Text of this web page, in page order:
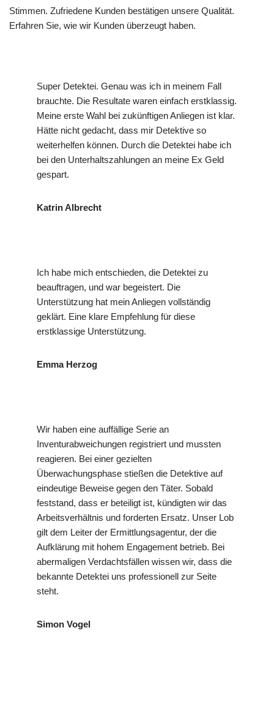
Stimmen. Zufriedene Kunden bestätigen unsere Qualität.
Erfahren Sie, wie wir Kunden überzeugt haben.
Super Detektei. Genau was ich in meinem Fall
brauchte. Die Resultate waren einfach erstklassig.
Meine erste Wahl bei zukünftigen Anliegen ist klar.
Hätte nicht gedacht, dass mir Detektive so
weiterhelfen können. Durch die Detektei habe ich
bei den Unterhaltszahlungen an meine Ex Geld
gespart.
Katrin Albrecht
Ich habe mich entschieden, die Detektei zu
beauftragen, und war begeistert. Die
Unterstützung hat mein Anliegen vollständig
geklärt. Eine klare Empfehlung für diese
erstklassige Unterstützung.
Emma Herzog
Wir haben eine auffällige Serie an
Inventurabweichungen registriert und mussten
reagieren. Bei einer gezielten
Überwachungsphase stießen die Detektive auf
eindeutige Beweise gegen den Täter. Sobald
feststand, dass er beteiligt ist, kündigten wir das
Arbeitsverhältnis und forderten Ersatz. Unser Lob
gilt dem Leiter der Ermittlungsagentur, der die
Aufklärung mit hohem Engagement betrieb. Bei
abermaligen Verdachtsfällen wissen wir, dass die
bekannte Detektei uns professionell zur Seite
steht.
Simon Vogel